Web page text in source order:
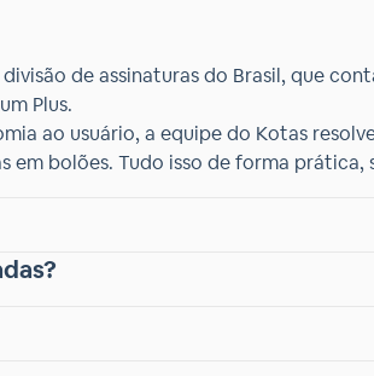
de assinaturas do Brasil, que
Plus.
ao usuário, a equipe do Kotas
bolões. Tudo isso de forma prática,